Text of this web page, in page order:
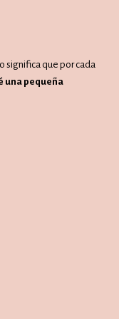
significa que por cada
una pequeña